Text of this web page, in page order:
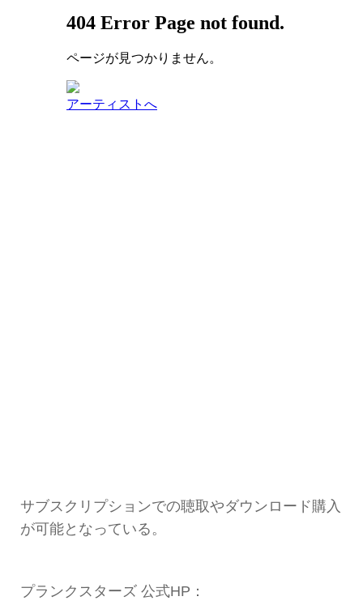
サブスクリプションでの聴取やダウンロード購入
が可能となっている。
プランクスターズ 公式HP：